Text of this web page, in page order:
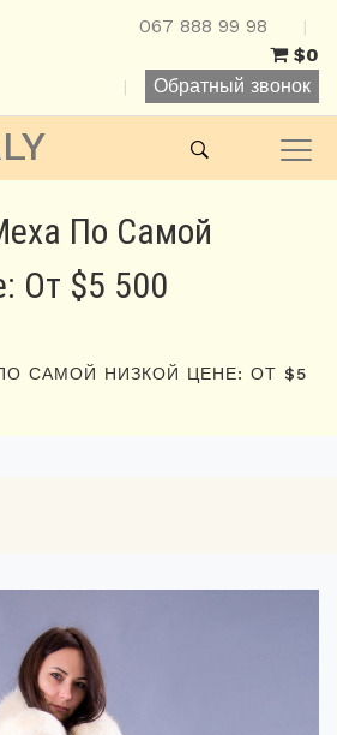
067 888 99 98 |
$0
| Обратный звонок
По Самой
От $5 500
САМОЙ НИЗКОЙ ЦЕНЕ: ОТ $5